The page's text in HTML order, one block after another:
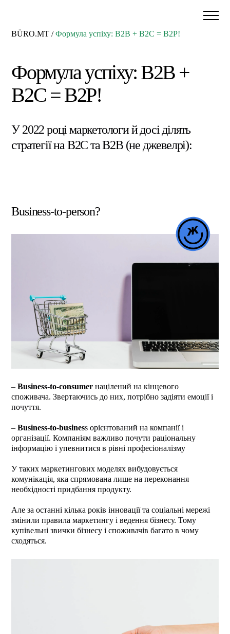
BÜRO.MT /Формула успіху: B2B + B2C = B2P!
Формула успіху: B2B +
B2C = B2P!
У 2022 році маркетологи й досі ділять
стратегії на B2C та B2B (не джевелрі):
Business-to-person?
–Business-to-consumer націлений на кінцевого
споживача. Звертаючись до них, потрібно задіяти емоції і
почуття.
–Business-to-business орієнтований на компанії і
організації. Компаніям важливо почути раціональну
інформацію і упевнитися в рівні професіоналізму
У таких маркетингових моделях вибудовується
комунікація, яка спрямована лише на переконання
необхідності придбання продукту.
Але за останні кілька років інновації та соціальні мережі
змінили правила маркетингу і ведення бізнесу. Тому
купівельні звички бізнесу і споживачів багато в чому
сходяться.